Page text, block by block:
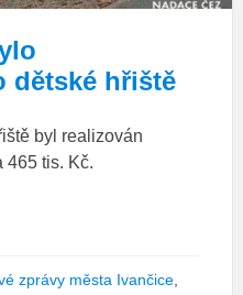
dětské hřiště
byl realizován
465 tis. Kč.
zprávy města Ivančice